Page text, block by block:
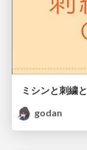
ミシンと刺繍
godan